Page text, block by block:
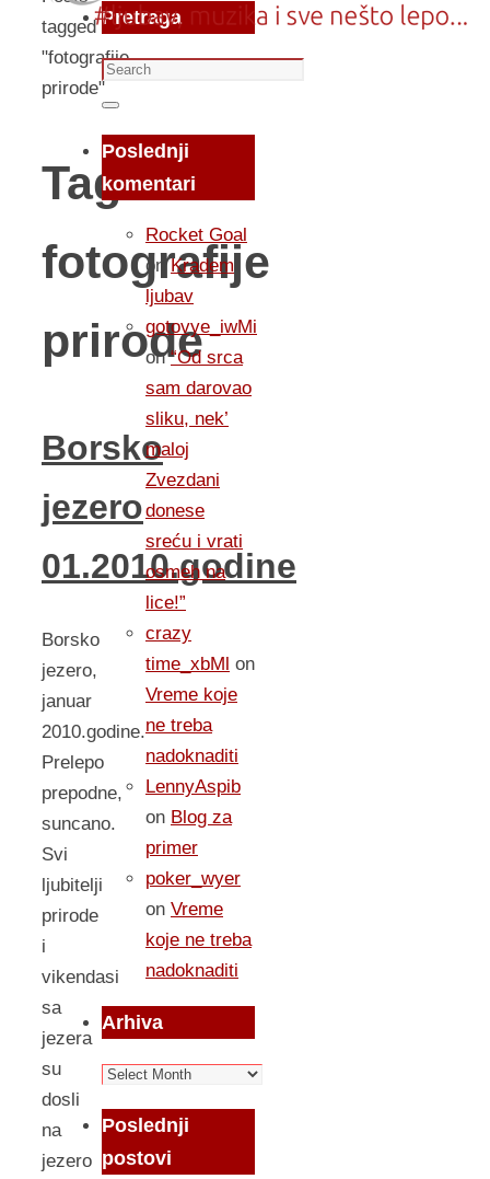
tagged
"fotografije
prirode"
Tag:
fotografije
prirode
Borsko
jezero
01.2010.godine
Borsko
jezero,
januar
2010.godine.
Prelepo
prepodne,
suncano.
Svi
ljubitelji
prirode
i
vikendasi
sa
jezera
su
dosli
na
jezero
Pretraga
Search
for:
Search
Poslednji
komentari
Rocket Goal
onKradem
ljubav
gotovye_iwMi
on“Od srca
sam darovao
sliku, nek’
maloj
Zvezdani
donese
sreću i vrati
osmeh na
lice!”
crazy
time_xbMl on
Vreme koje
ne treba
nadoknaditi
LennyAspib
on Blog za
primer
poker_wyer
on Vreme
koje ne treba
nadoknaditi
Arhiva
Arhiva
Poslednji
postovi